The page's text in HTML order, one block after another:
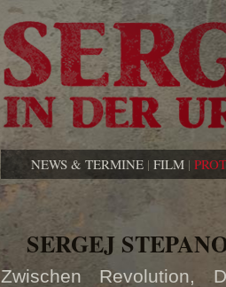
NEWS & TERMINE | FILM |
SERGEJ
Zwischen Revolution,